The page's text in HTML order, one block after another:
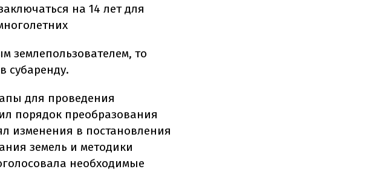
на 14 лет для
землепользователем, то
субаренду.
для проведения
порядок преобразования
изменения в постановления
земель и методики
необходимые